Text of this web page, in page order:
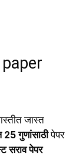
जास्त
गुणांसाठीपेपर
सराव पेपर